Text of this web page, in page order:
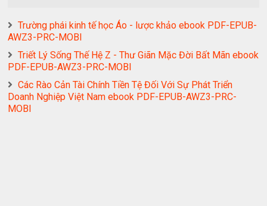
Trường phái kinh tế học Áo - lược khảo ebook PDF-EPUB-
AWZ3-PRC-MOBI
Triết Lý Sống Thế Hệ Z - Thư Giãn Mặc Đời Bất Mãn ebook
PDF-EPUB-AWZ3-PRC-MOBI
Các Rào Cản Tài Chính Tiền Tệ Đối Với Sự Phát Triển
Doanh Nghiệp Việt Nam ebook PDF-EPUB-AWZ3-PRC-
MOBI